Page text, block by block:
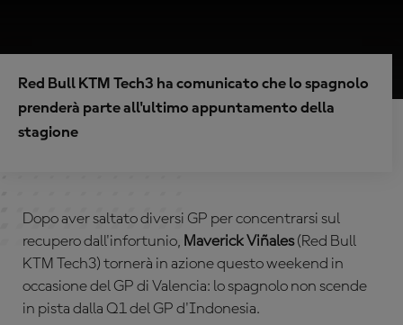
Red Bull KTM Tech3 ha comunicato che lo spagnolo
prenderà parte all'ultimo appuntamento della
stagione
Dopo aver saltato diversi GP per concentrarsi sul
recupero dall'infortunio, Maverick Viñales(Red Bull
KTM Tech3) tornerà in azione questo weekend in
occasione del GP di Valencia: lo spagnolo non scende
in pista dalla Q1 del GP d'Indonesia.